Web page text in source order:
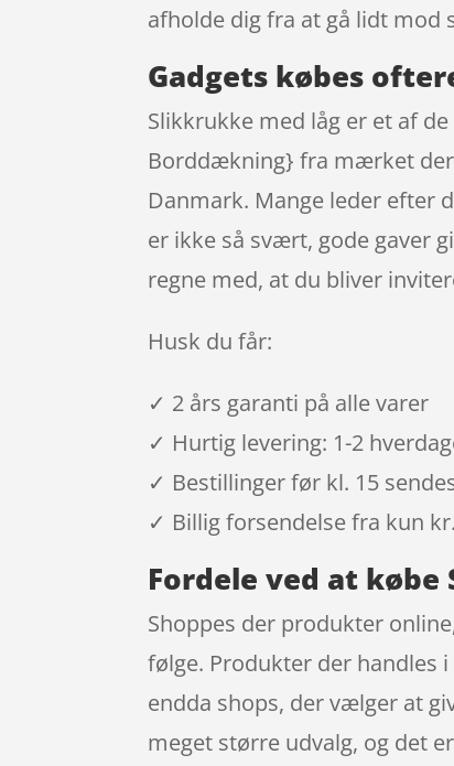
afholde dig fra at gå lidt mod
Gadgets købes
Slikkrukke med låg er et af
Borddækning} fra mærket
Danmark. Mange leder efter
er ikke så svært, gode gaver
regne med, at du bliver
Husk du får:
✓ 2 års garanti på alle varer
✓ Hurtig levering: 1-2
✓ Bestillinger før kl. 15
✓ Billig forsendelse fra kun
Fordele ved at
Shoppes der produkter
følge. Produkter der handles
endda shops, der vælger at
meget større udvalg, og det